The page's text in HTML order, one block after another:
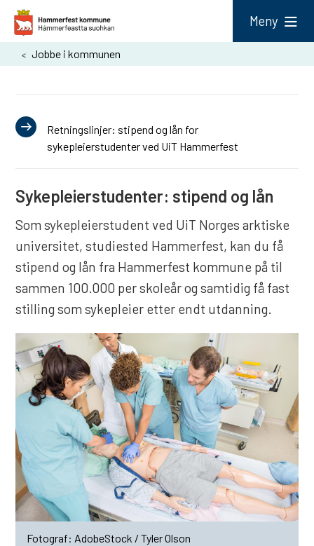
H
a
m
r
s
t
k
o
m
m
u
n
e
Meny
Du Jobbe i kommunen
Retningslinjer: stipend og lån for
sykepleierstudenter ved UiT Hammerfest
Sykepleierstudenter: stipend og lån
Som sykepleierstudent ved UiT Norges arktiske
universitet, studiested Hammerfest, kan du få
stipend og lån fra Hammerfest kommune på til
sammen 100.000 per skoleår og samtidig få fast
stilling som sykepleier etter endt utdanning.
AdobeStock / Tyler Olson